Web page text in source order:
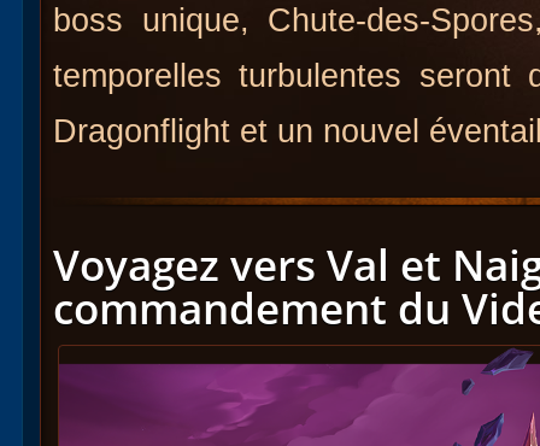
boss unique, Chute-des-
temporelles turbulentes
Dragonflight et un nouvel
Voyagez vers Val et
commandement du